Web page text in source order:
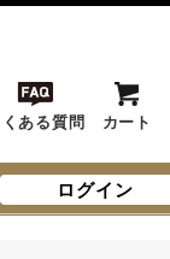
ある質問 カート
ログイン